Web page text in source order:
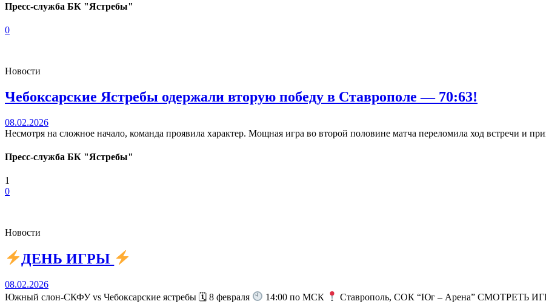
Пресс-служба БК "Ястребы"
0
Новости
Чебоксарские Ястребы одержали вторую победу в Ставрополе — 70:63!
08.02.2026
Несмотря на сложное начало, команда проявила характер. Мощная игра во второй половине матча переломила ход встречи и
Пресс-служба БК "Ястребы"
1
0
Новости
ДЕНЬ ИГРЫ
08.02.2026
Южный слон-СКФУ vs Чебоксарские ястребы 🗓 8 февраля
14:00 по МСК Ставрополь, СОК “Юг – Арена” СМОТРЕТЬ